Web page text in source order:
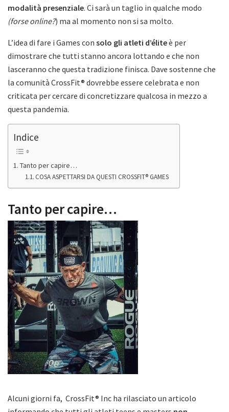
modalità presenziale. Ci sarà un taglio in qualche modo
(forse online?) ma al momento non si sa molto.
L’idea di fare i Games con solo gli atleti d’éliteè per
dimostrare che tutti stanno ancora lottando e che non
lasceranno che questa tradizione finisca. Dave sostenne che
la comunità CrossFit® dovrebbe essere celebrata e non
criticata per cercare di concretizzare qualcosa in mezzo a
questa pandemia.
Indice
Tanto per capire…
COSA ASPETTARSI DA QUESTI CROSSFIT® GAMES
Tanto per capire…
Alcuni giorni fa, CrossFit® Inc ha rilasciato un articolo